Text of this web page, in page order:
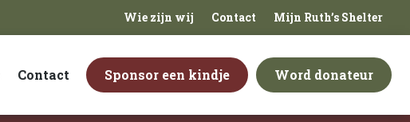
Wie zijn wij Contact Mijn Ruth’s Shelter
Contact Sponsor een kindje Word donateur